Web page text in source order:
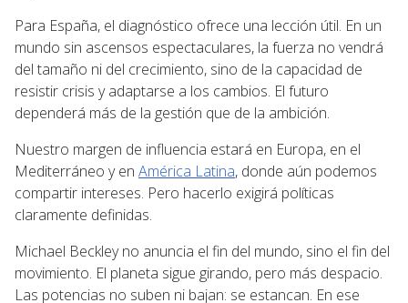
Para España, el diagnóstico ofrece una lección útil. En un
mundo sin ascensos espectaculares, la fuerza no vendrá
del tamaño ni del crecimiento, sino de la capacidad de
resistir crisis y adaptarse a los cambios. El futuro
dependerá más de la gestión que de la ambición.
Nuestro margen de influencia estará en Europa, en el
Mediterráneo y en América Latina, donde aún podemos
compartir intereses. Pero hacerlo exigirá políticas
claramente definidas.
Michael Beckley no anuncia el fin del mundo, sino el fin del
movimiento. El planeta sigue girando, pero más despacio.
Las potencias no suben ni bajan: se estancan. En ese